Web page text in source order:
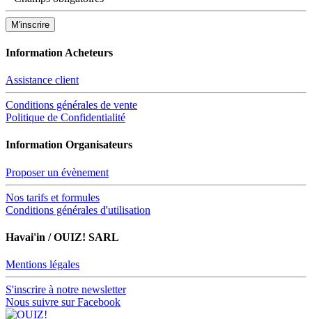
Information Acheteurs
Assistance client
Conditions générales de vente
Politique de Confidentialité
Information Organisateurs
Proposer un évènement
Nos tarifs et formules
Conditions générales d'utilisation
Havai'in / OUIZ! SARL
Mentions légales
S'inscrire à notre newsletter
Nous suivre sur Facebook